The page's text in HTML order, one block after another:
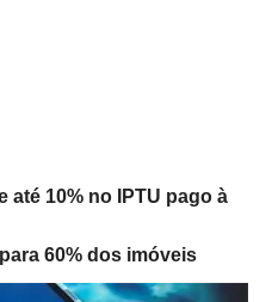
até 10% no IPTU pago à
60% dos imóveis